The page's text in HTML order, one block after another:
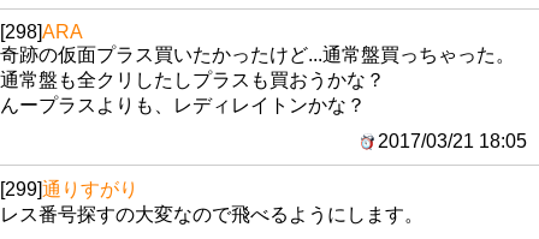
[298]ARA
奇跡の仮面プラス買いたかったけど...通常盤買っちゃった。
通常盤も全クリしたしプラスも買おうかな？
んープラスよりも、レディレイトンかな？
2017/03/21 18:05
[299]通りすがり
レス番号探すの大変なので飛べるようにします。